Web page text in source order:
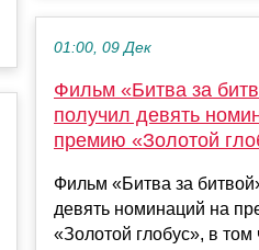
01:00, 09 Дек
Фильм «Битва за
получил девять
премию «Золотой
Фильм «Битва за
девять номинаций на
«Золотой глобус», в том